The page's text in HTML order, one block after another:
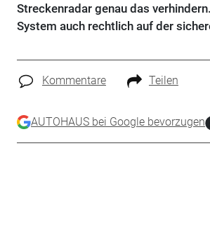
Streckenradar genau das
System auch rechtlich auf der
Kommentare Teilen
AUTOHAUS bei Google bevorzugen